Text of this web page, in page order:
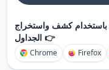
باستخدام كشف واستخراج
الجداول 👉
Chrome Firefox